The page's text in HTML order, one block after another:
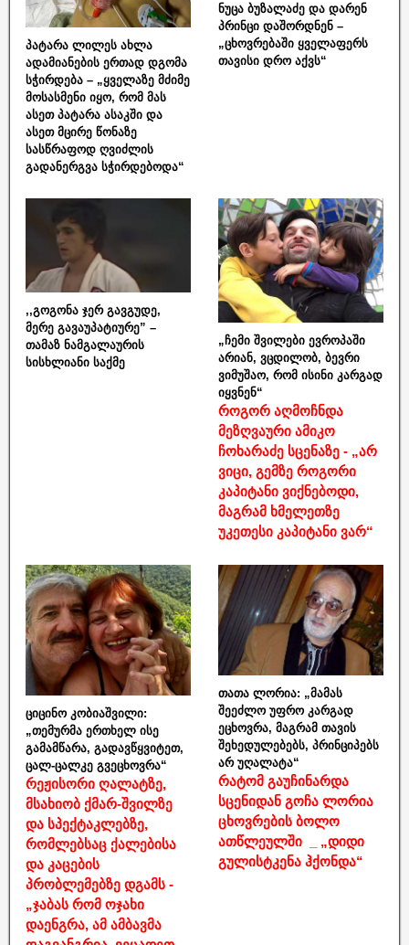
პატარა ლილეს ახლა
ადამიანების ერთად დგომა
სჭირდება – „ყველაზე მძიმე
მოსასმენი იყო, რომ მას
ასეთ პატარა ასაკში და
ასეთ მცირე წონაზე
სასწრაფოდ ღვიძლის
გადანერგვა სჭირდებოდა“
ნუცა ბუზალაძე და დარენ
პრინცი დაშორდნენ –
„ცხოვრებაში ყველაფერს
თავისი დრო აქვს“
,,გოგონა ჯერ გავგუდე,
მერე გავაუპატიურე” –
თამაზ ნამგალაურის
სისხლიანი საქმე
„ჩემი შვილები ევროპაში
არიან, ვცდილობ, ბევრი
ვიმუშაო, რომ ისინი კარგად
იყვნენ“
როგორ აღმოჩნდა
მეზღვაური ამიკო
ჩოხარაძე სცენაზე - „არ
ვიცი, გემზე როგორი
კაპიტანი ვიქნებოდი,
მაგრამ ხმელეთზე
უკეთესი კაპიტანი ვარ“
ციცინო კობიაშვილი:
„თემურმა ერთხელ ისე
გამამწარა, გადავწყვიტეთ,
ცალ-ცალკე გვეცხოვრა“
რეჟისორი ღალატზე,
მსახიობ ქმარ-შვილზე
და სპექტაკლებზე,
რომლებსაც ქალებისა
და კაცების
პრობლემებზე დგამს -
„ჯაბას რომ ოჯახი
დაენგრა, ამ ამბავმა
თათა ლორია: „მამას
შეეძლო უფრო კარგად
ეცხოვრა, მაგრამ თავის
შეხედულებებს, პრინციპებს
არ უღალატა“
რატომ გაუჩინარდა
სცენიდან გოჩა ლორია
ცხოვრების ბოლო
ათწლეულში _ „დიდი
გულისტკენა ჰქონდა“